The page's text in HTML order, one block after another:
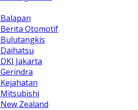
Balapan
Berita Otomotif
Bulutangkis
Daihatsu
DKI Jakarta
Gerindra
Kejahatan
Mitsubishi
New Zealand